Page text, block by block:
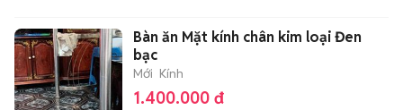
Bàn ăn Mặt kính chân kim loại Đen
bạc
Mới Kính
1.400.000 đ